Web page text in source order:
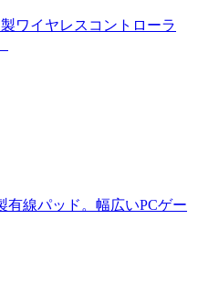
ワイヤレスコントローラ
有線パッド。幅広いPCゲー